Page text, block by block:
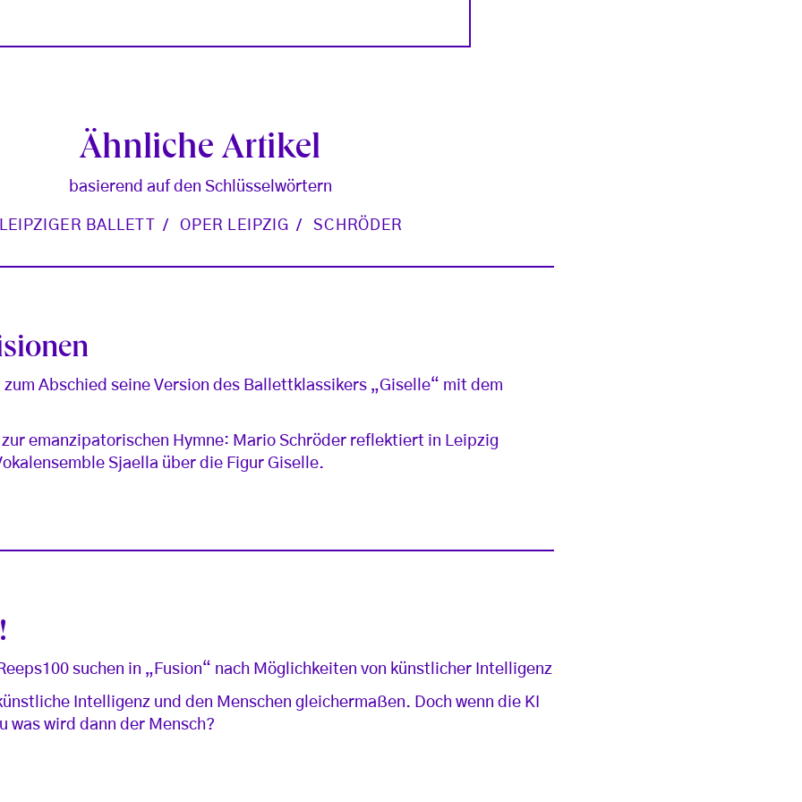
Ähnliche Artikel
basierend auf den Schlüsselwörtern
BALLETT OPER LEIPZIG SCHRÖDER
Abschied seine Version des Ballettklassikers „Giselle“ mit dem
emanzipatorischen Hymne: Mario Schröder reflektiert in Leipzig
Sjaella über die Figur Giselle.
suchen in „Fusion“ nach Möglichkeiten von künstlicher Intelligenz
Intelligenz und den Menschen gleichermaßen. Doch wenn die KI
was wird dann der Mensch?